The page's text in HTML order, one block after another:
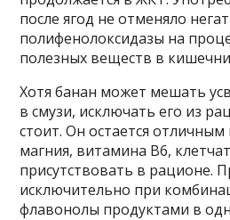
после ягод не отменяло
полифенолоксидазы на
полезных веществ в
Хотя банан может мешать
в смузи, исключать его из
стоит. Он остается
магния, витамина В6,
присутствовать в рационе.
исключительно при
флавонолы продуктами в